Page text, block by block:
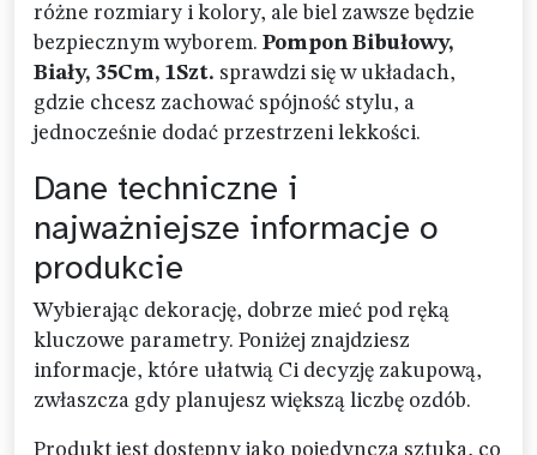
różne rozmiary i kolory, ale biel zawsze będzie
bezpiecznym wyborem. Pompon Bibułowy,
Biały, 35Cm, 1Szt. sprawdzi się w układach,
gdzie chcesz zachować spójność stylu, a
jednocześnie dodać przestrzeni lekkości.
Dane techniczne i
najważniejsze informacje o
produkcie
Wybierając dekorację, dobrze mieć pod ręką
kluczowe parametry. Poniżej znajdziesz
informacje, które ułatwią Ci decyzję zakupową,
zwłaszcza gdy planujesz większą liczbę ozdób.
Produkt jest dostępny jako pojedyncza sztuka, co